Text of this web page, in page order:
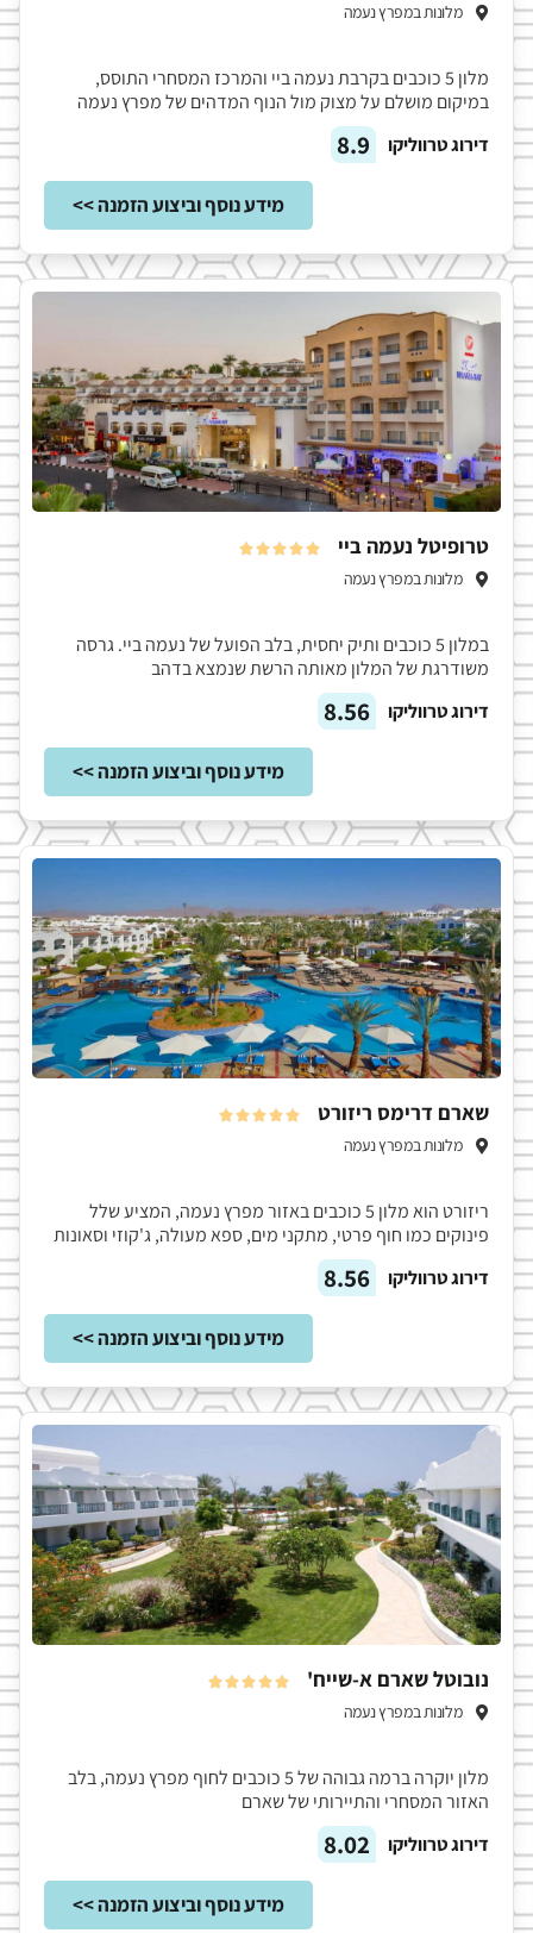
מלונות במפרץ נעמה
מלון 5 כוכבים בקרבת נעמה ביי והמרכז המסחרי התוסס,
במיקום מושלם על מצוק מול הנוף המדהים של מפרץ נעמה
דירוג טרווליקו
8.9
מידע נוסף וביצוע הזמנה >>
טרופיטל נעמה ביי 




מלונות במפרץ נעמה
במלון 5 כוכבים ותיק יחסית, בלב הפועל של נעמה ביי. גרסה
משודרגת של המלון מאותה הרשת שנמצא בדהב
דירוג טרווליקו
8.56
מידע נוסף וביצוע הזמנה >>
שארם דרימס ריזורט 




מלונות במפרץ נעמה
ריזורט הוא מלון 5 כוכבים באזור מפרץ נעמה, המציע שלל
פינוקים כמו חוף פרטי, מתקני מים, ספא מעולה, ג'קוזי וסאונות
דירוג טרווליקו
8.56
מידע נוסף וביצוע הזמנה >>
נובוטל שארם א-שייח' 




מלונות במפרץ נעמה
מלון יוקרה ברמה גבוהה של 5 כוכבים לחוף מפרץ נעמה, בלב
האזור המסחרי והתיירותי של שארם
דירוג טרווליקו
8.02
מידע נוסף וביצוע הזמנה >>